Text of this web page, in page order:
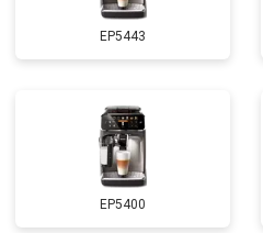
EP5443
EP5400